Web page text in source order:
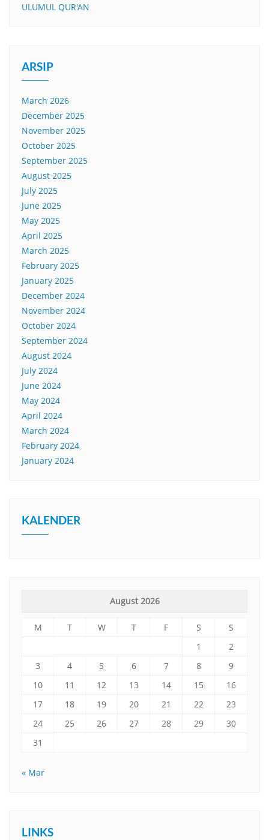
ULUMUL QUR'AN
ARSIP
March 2026
December 2025
November 2025
October 2025
September 2025
August 2025
July 2025
June 2025
May 2025
April 2025
March 2025
February 2025
January 2025
December 2024
November 2024
October 2024
September 2024
August 2024
July 2024
June 2024
May 2024
April 2024
March 2024
February 2024
January 2024
KALENDER
August 2026
M T W T F S
S
1
2
3
4 5 6 7 8
9
10
11 12 13 14 15
16
17
18 19 20 21 22
23
24
25 26 27 28 29
30
31
« Mar
LINKS